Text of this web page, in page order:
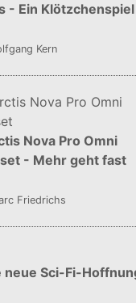
- Ein Klötzchenspiel
Kern
Nova Pro Omni
- Mehr geht fast
Friedrichs
neue Sci-Fi-